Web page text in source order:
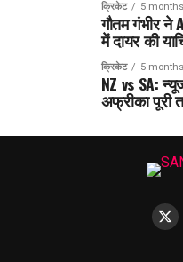
क्रिकेट 5
गौतम गंभीर ने
में दायर की
क्रिकेट 5
NZ vs SA:
अफ्रीका पूरी